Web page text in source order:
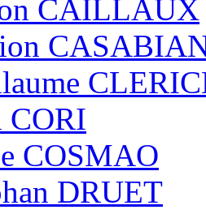
CAILLAUX
CORI
COSMAO
DRUET